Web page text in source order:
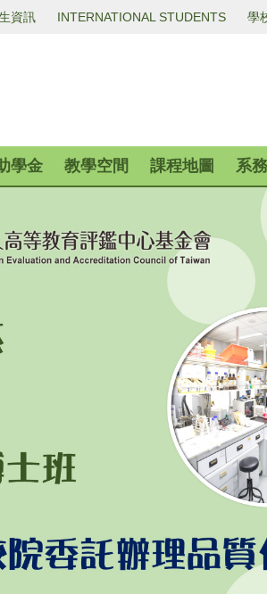
資訊 INTERNATIONAL STUDENTS 學
學金 教學空間 課程地圖 系